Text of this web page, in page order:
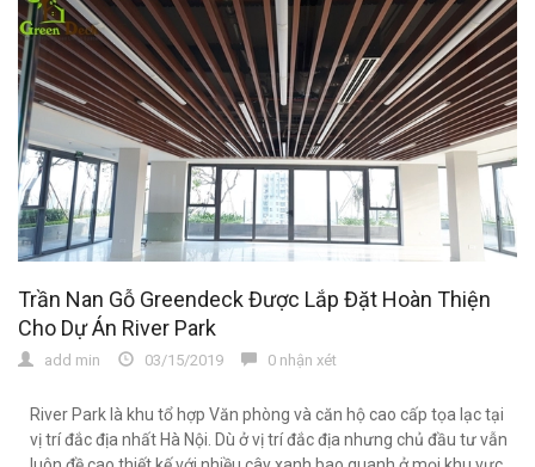
Trần Nan Gỗ Greendeck Được Lắp Đặt Hoàn Thiện
Cho Dự Án River Park
add min 03/15/2019 0 nhận xét
River Park là khu tổ hợp Văn phòng và căn hộ cao cấp tọa lạc tại
vị trí đắc địa nhất Hà Nội. Dù ở vị trí đắc địa nhưng chủ đầu tư vẫn